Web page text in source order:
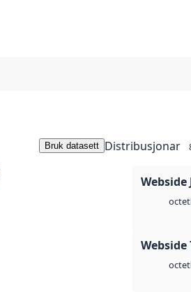
Bruk datasett Distribusjonar
Webside
octet
Webside
octet